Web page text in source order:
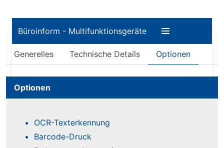
Büroinform - Multifunktionsgeräte
Generelles Technische Details Optionen
Optionen
OCR-Texterkennung
Barcode-Druck